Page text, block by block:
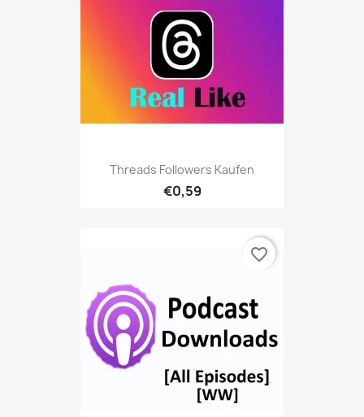
Threads Followers Kaufen
€0,59
favorite_border